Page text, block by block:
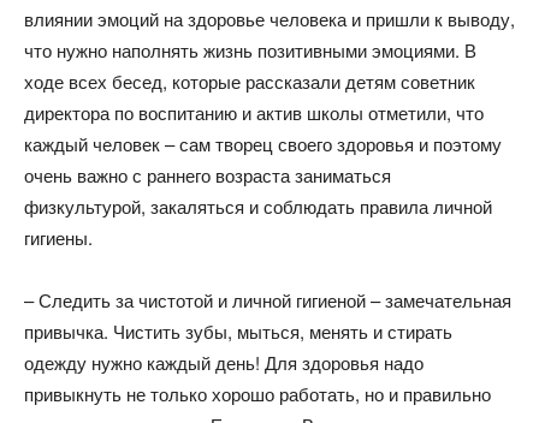
влиянии эмоций на здоровье человека и пришли к выводу,
что нужно наполнять жизнь позитивными эмоциями. В
ходе всех бесед, которые рассказали детям советник
директора по воспитанию и актив школы отметили, что
каждый человек – сам творец своего здоровья и поэтому
очень важно с раннего возраста заниматься
физкультурой, закаляться и соблюдать правила личной
гигиены.
– Следить за чистотой и личной гигиеной – замечательная
привычка. Чистить зубы, мыться, менять и стирать
одежду нужно каждый день! Для здоровья надо
привыкнуть не только хорошо работать, но и правильно